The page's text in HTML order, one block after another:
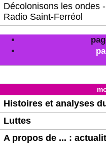
Décolonisons les ondes
Radio Saint-Ferréol
Histoires et analyses
Luttes
A propos de ... :